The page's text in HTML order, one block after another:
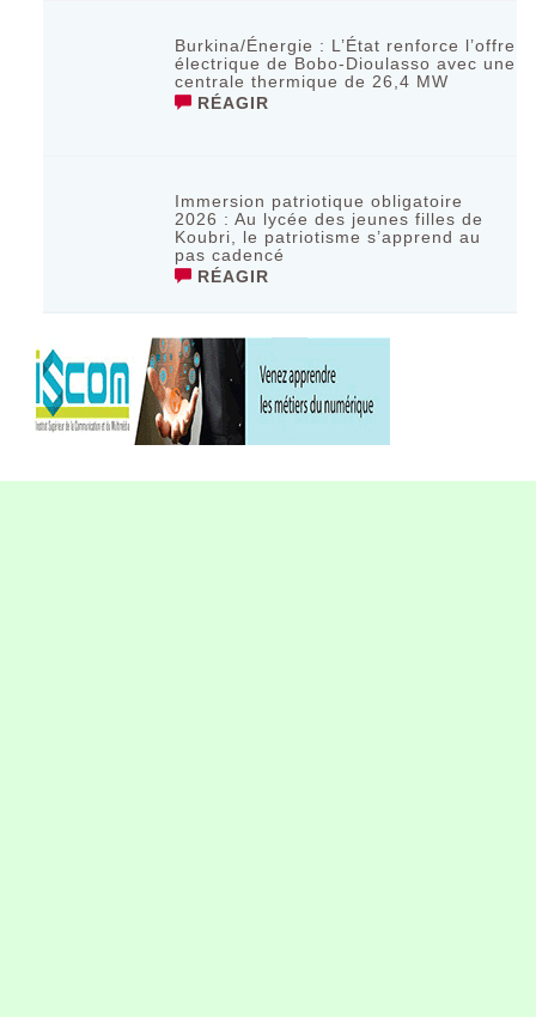
Burkina/Énergie : L’État renforce l’offre
électrique de Bobo-Dioulasso avec une
centrale thermique de 26,4 MW
RÉAGIR
Immersion patriotique obligatoire
2026 : Au lycée des jeunes filles de
Koubri, le patriotisme s’apprend au
pas cadencé
RÉAGIR